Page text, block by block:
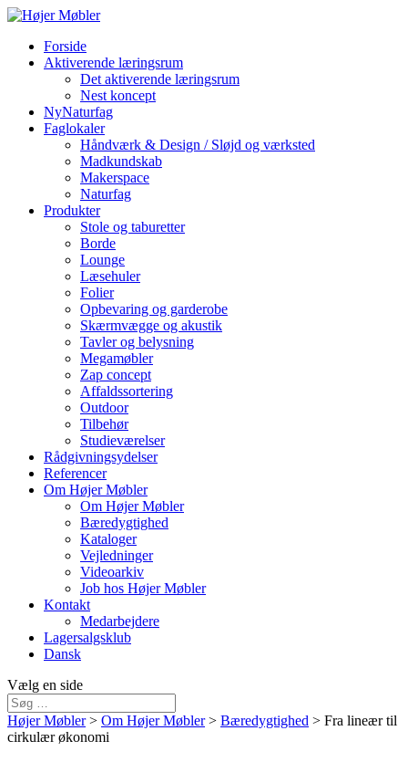
Forside
Aktiverende læringsrum
Det aktiverende læringsrum
Nest koncept
NyNaturfag
Faglokaler
Håndværk & Design / Sløjd og værksted
Madkundskab
Makerspace
Naturfag
Produkter
Stole og taburetter
Borde
Lounge
Læsehuler
Folier
Opbevaring og garderobe
Skærmvægge og akustik
Tavler og belysning
Megamøbler
Zap concept
Affaldssortering
Outdoor
Tilbehør
Studieværelser
Rådgivningsydelser
Referencer
Om Højer Møbler
Om Højer Møbler
Bæredygtighed
Kataloger
Vejledninger
Videoarkiv
Job hos Højer Møbler
Kontakt
Medarbejdere
Lagersalgsklub
Dansk
Vælg en side
Højer Møbler> Om Højer Møbler> Bæredygtighed > Fra lineær til
cirkulær økonomi